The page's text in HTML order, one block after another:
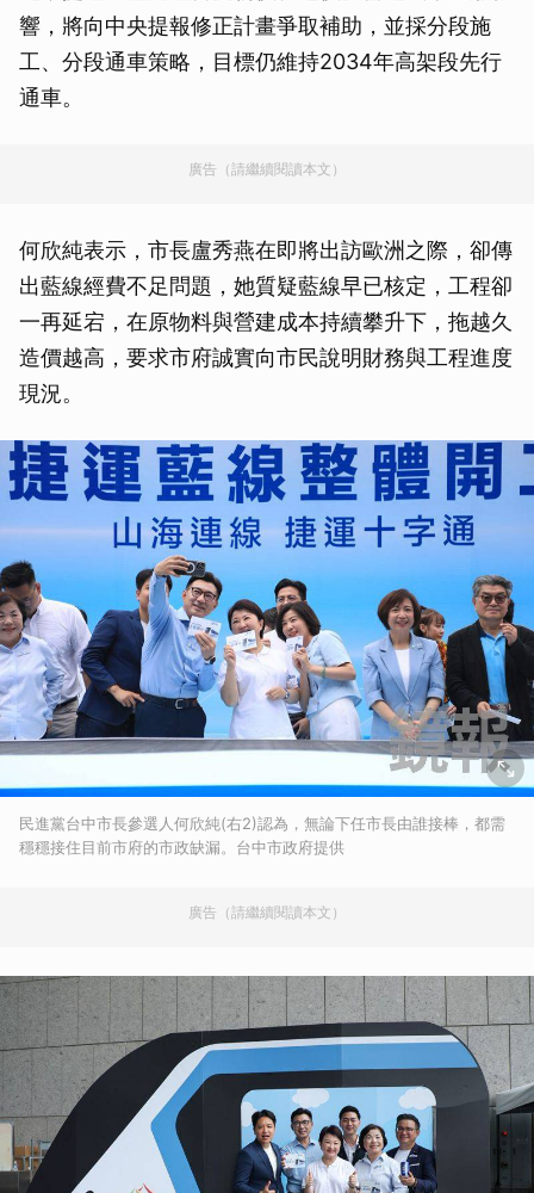
響，將向中央提報修正計畫爭取補助，並採分段施
工、分段通車策略，目標仍維持2034年高架段先行
通車。
廣告（請繼續閱讀本文）
何欣純表示，市長盧秀燕在即將出訪歐洲之際，卻傳
出藍線經費不足問題，她質疑藍線早已核定，工程卻
一再延宕，在原物料與營建成本持續攀升下，拖越久
造價越高，要求市府誠實向市民說明財務與工程進度
現況。
民進黨台中市長參選人何欣純(右2)認為，無論下任市長由誰接棒，都需
穩穩接住目前市府的市政缺漏。台中市政府提供
廣告（請繼續閱讀本文）